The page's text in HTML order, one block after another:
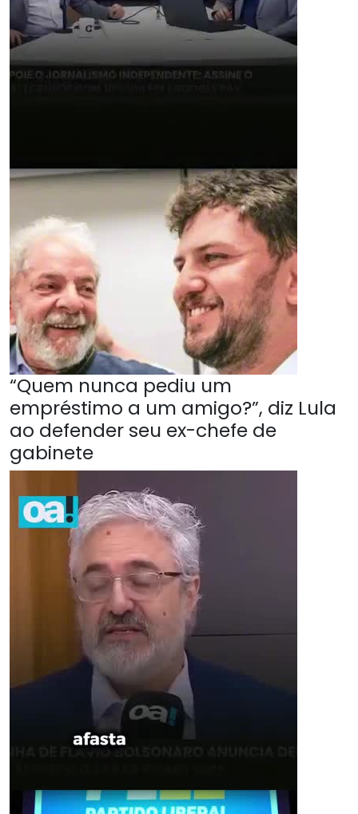
“Quem nunca pediu um
empréstimo a um amigo?”, diz Lula
ao defender seu ex-chefe de
gabinete